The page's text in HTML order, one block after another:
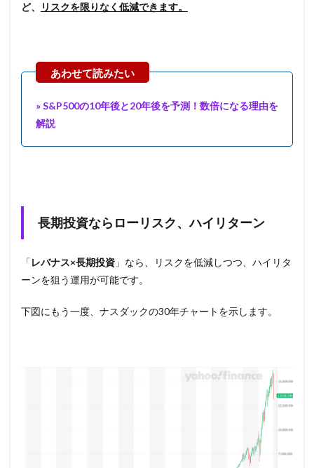
ど、 リスクを限りなく低減できます。
» S&P500の10年後と20年後を予測！数倍になる理由を
解説
長期投資ならローリスク、ハイリターン
「レバナス×長期投資 」なら、リスクを低減しつつ、ハイリタ
ーンを狙う運用が可能です。
下図にもう一度、ナスダックの30年チャートを示します。